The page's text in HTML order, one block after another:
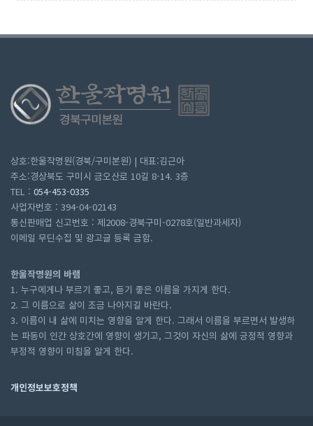
상호:한울작명원(경북/구미본원) | 대표:김근아
주소:경상북도 구미시 금오산로 10길 8-14. 3층
TEL : 054-453-0335
사업자번호 : 394-04-02143
통신판매업 신고번호 : 제2008-경북구미-0278호(일반과세자)
이메일 무딘수집 및 광고글 등록 금함.
한울작명원의 바램
1. 누구에게나 부르기 좋고, 듣기 좋은 이름을 가지게 한다.
2. 그 이름으로 삶이 조금 나아지길 바란다.
3. 이름이 내 삶에 미치는 영향을 알게 한다. 그래서 이름을 부르면서 발생하
는 파동이 인간 상호간에 영향이 생기고, 그것이 자신의 삶에 긍정적 영향과
부정적 영향이 미침을 알게 한다.
개인정보보호정책